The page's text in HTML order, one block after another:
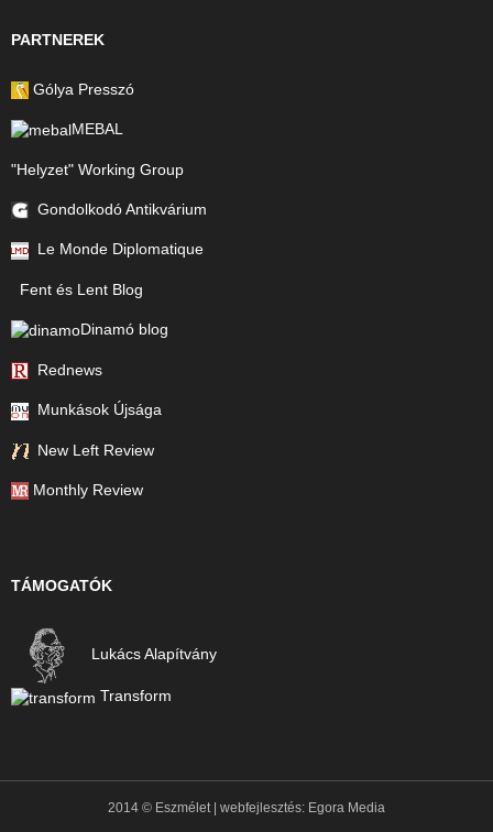
PARTNEREK
Gólya Presszó
MEBAL
"Helyzet" Working Group
Gondolkodó Antikvárium
Le Monde Diplomatique
Fent és Lent Blog
Dinamó blog
Rednews
Munkások Újsága
New Left Review
Monthly Review
TÁMOGATÓK
Lukács Alapítvány
Transform
2014 © Eszmélet | webfejlesztés: Egora Media